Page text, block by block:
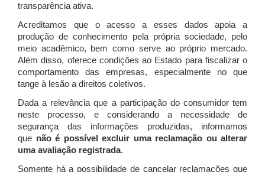
transparência ativa.
Acreditamos que o acesso a esses dados apoia a
produção de conhecimento pela própria sociedade, pelo
meio acadêmico, bem como serve ao próprio mercado.
Além disso, oferece condições ao Estado para fiscalizar o
comportamento das empresas, especialmente no que
tange à lesão a direitos coletivos.
Dada a relevância que a participação do consumidor tem
neste processo, e considerando a necessidade de
segurança das informações produzidas, informamos
que não é possível excluir uma reclamação ou alterar
uma avaliação registrada.
Somente há a possibilidade de cancelar reclamações que